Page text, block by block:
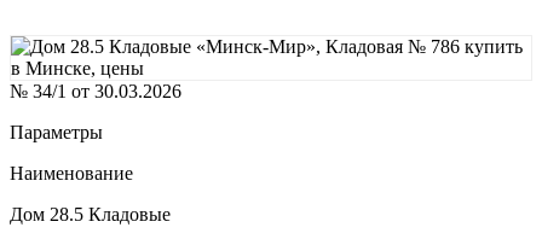
№ 34/1 от 30.03.2026
Параметры
Наименование
Дом 28.5 Кладовые